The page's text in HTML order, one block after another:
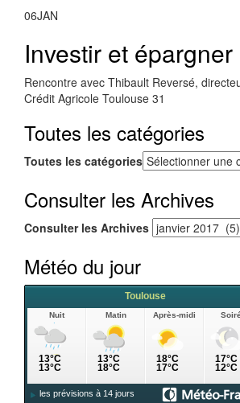
06JAN
Investir et
Rencontre avec Thibault Reversé,
Crédit Agricole Toulouse 31
Toutes les catégories
Toutes les catégories
Consulter les Archives
Consulter les Archives
Météo du jour